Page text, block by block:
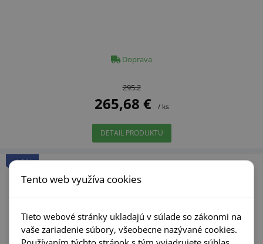
Doprava
295.2
265,68 € / ks
DETAIL PRODUKTU
-10%
Tento web využíva cookies
Tieto webové stránky ukladajú v súlade so zákonmi na
vaše zariadenie súbory, všeobecne nazývané cookies.